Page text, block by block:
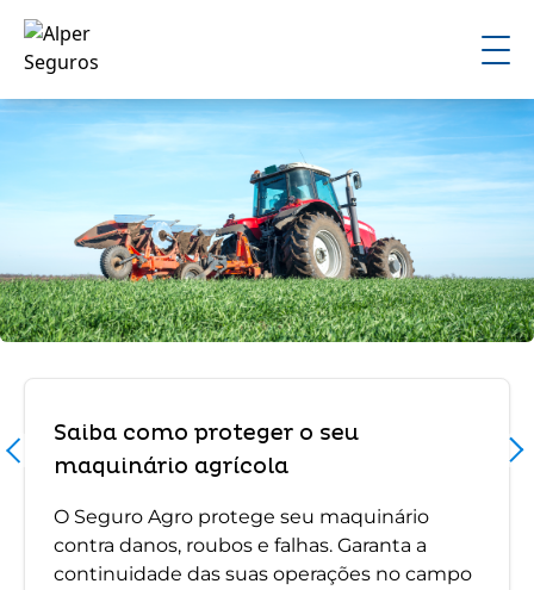
Saiba como proteger o seu
maquinário agrícola
O Seguro Agro protege seu maquinário
contra danos, roubos e falhas. Garanta a
continuidade das suas operações no campo